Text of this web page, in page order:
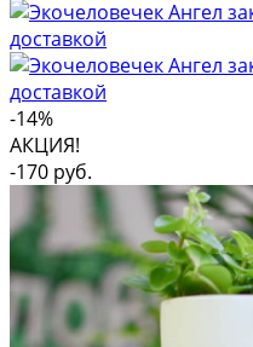
-14%
АКЦИЯ!
-170 руб.